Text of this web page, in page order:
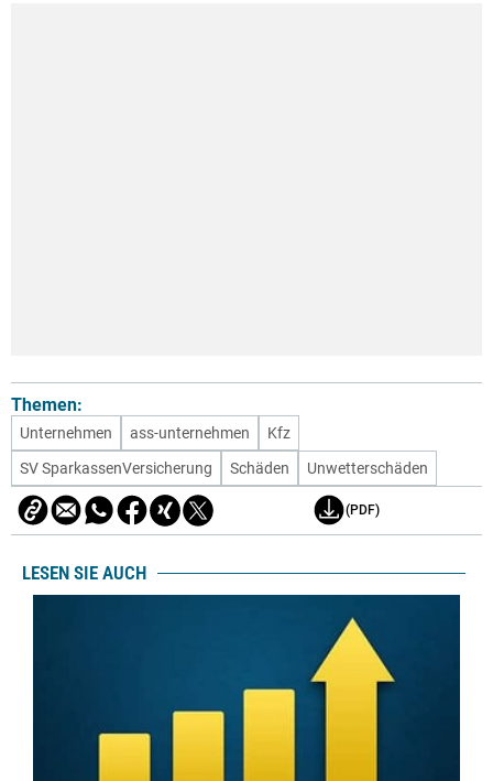
Themen:
Unternehmen ass-unternehmen
Kfz
SV SparkassenVersicherung
Schäden Unwetterschäden
(PDF)
LESEN SIE AUCH